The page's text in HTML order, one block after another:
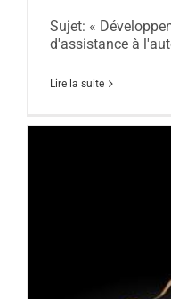
Sujet: «
d'assistance à
Lire la suite